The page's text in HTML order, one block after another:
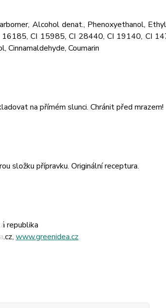
Alcohol denat., Phenoxyethanol,
16185, CI 15985, CI 28440, CI 19140, CI
Cinnamaldehyde, Coumarin
na přímém slunci. Chránit před mrazem!
složku přípravku. Originální receptura.
republika
www.greenidea.cz